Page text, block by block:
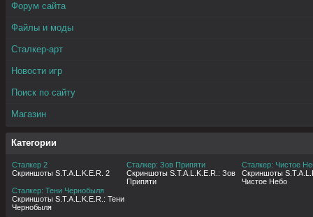
Форум сайта
Файлы и моды
Сталкер-арт
Новости игр
Поиск по сайту
Магазин
Категории
Сталкер 2
Скриншоты S.T.A.L.K.E.R. 2
Сталкер: Зов Припяти
Скриншоты S.T.A.L.K.E.R.: Зов
Припяти
Сталкер: Чистое
Скриншоты
Чистое Небо
Сталкер: Тени Чернобыля
Скриншоты S.T.A.L.K.E.R.: Тени
Чернобыля